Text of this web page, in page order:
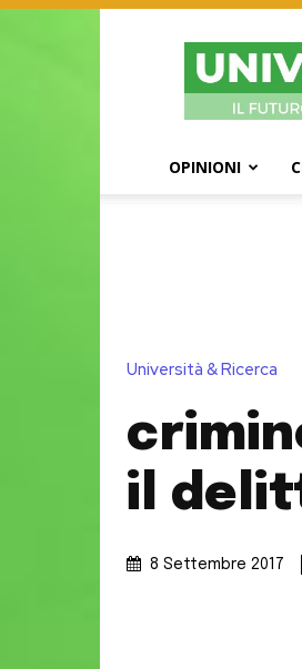
OPINIONI
Università & Ricerca
il
8 Settembre 2017